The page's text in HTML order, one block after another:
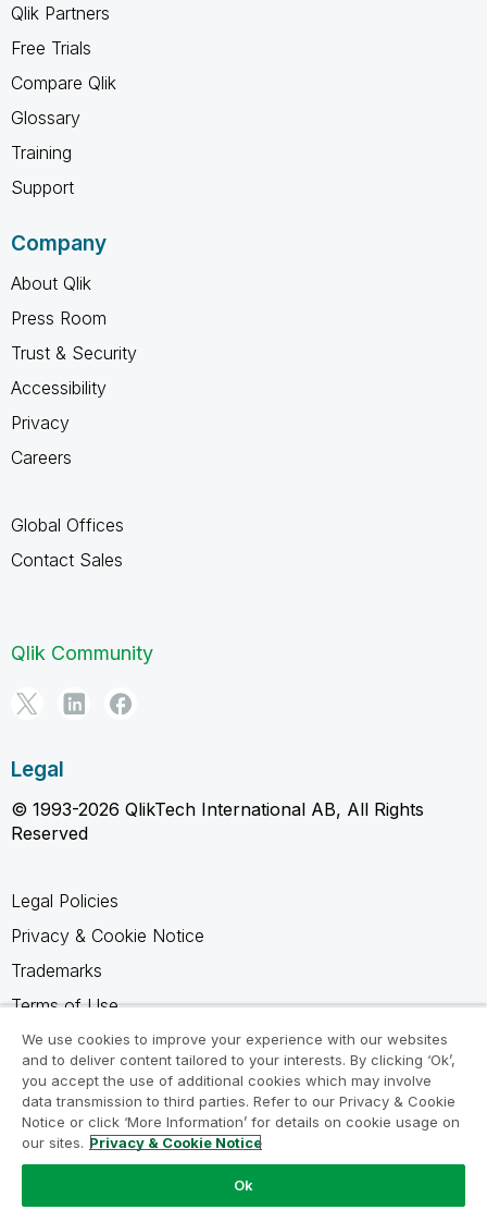
Qlik Partners
Free Trials
Compare Qlik
Glossary
Training
Support
Company
About Qlik
Press Room
Trust & Security
Accessibility
Privacy
Careers
Global Offices
Contact Sales
Qlik Community
Legal
© 1993-2026 QlikTech International AB, All Rights
Reserved
Legal Policies
Privacy & Cookie Notice
Trademarks
Terms of Use
Legal Agreements
Product Terms
Do not share my info
We use cookies to improve your experience with our websites
and to deliver content tailored to your interests. By clicking ‘Ok’,
you accept the use of additional cookies which may involve
data transmission to third parties. Refer to our Privacy & Cookie
Notice or click ‘More Information’ for details on cookie usage on
our sites. Privacy & Cookie Notice
Ok